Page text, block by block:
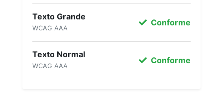
Texto Grande
WCAG AAA
Conforme
Texto Normal
WCAG AAA
Conforme